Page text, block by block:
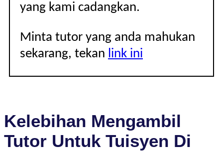
yang kami cadangkan.
Minta tutor yang anda mahukan
sekarang, tekan link ini
Kelebihan Mengambil
Tutor Untuk Tuisyen Di